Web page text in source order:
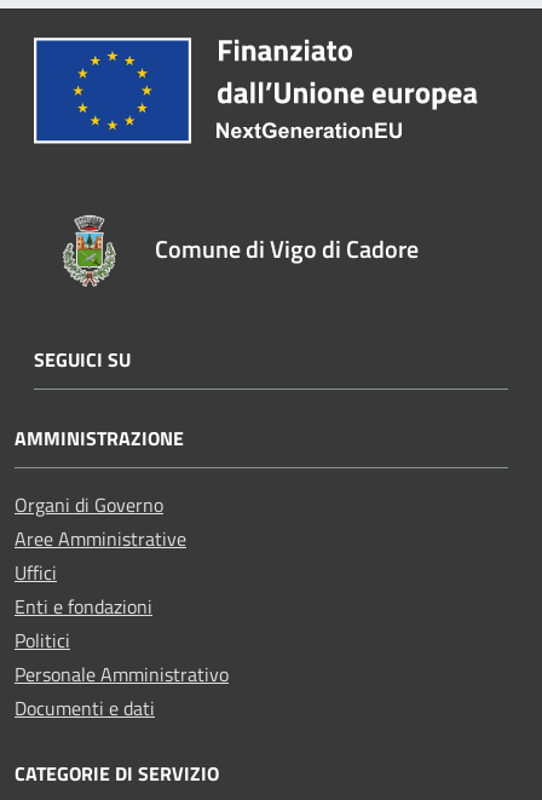
Comune di Vigo di Cadore
SEGUICI SU
AMMINISTRAZIONE
Organi di Governo
Aree Amministrative
Uffici
Enti e fondazioni
Politici
Personale Amministrativo
Documenti e dati
CATEGORIE DI SERVIZIO